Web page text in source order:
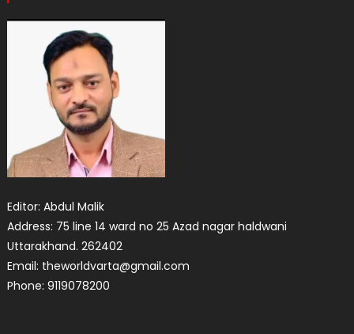
Editor: Abdul Malik
Address: 75 line 14 ward no 25 Azad nagar haldwani
Uttarakhand. 262402
Email: theworldvarta@gmail.com
Phone: 9119078200